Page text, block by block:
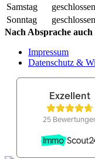
Samstag
geschlossen
Sonntag
geschlossen
Nach Absprache
Impressum
Datenschutz &